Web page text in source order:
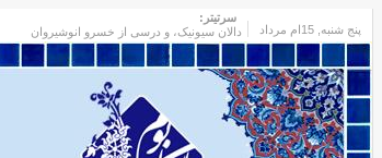
پنج شنبه
سرتیتر:
دالان سیونیک، و درسی از خسرو انوشیروان